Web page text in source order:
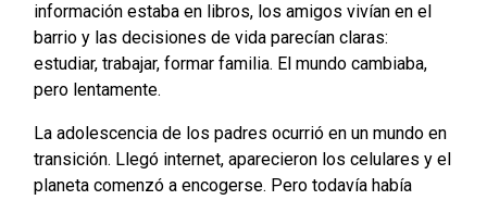
información estaba en libros, los amigos vivían en el
barrio y las decisiones de vida parecían claras:
estudiar, trabajar, formar familia. El mundo cambiaba,
pero lentamente.
La adolescencia de los padres ocurrió en un mundo en
transición. Llegó internet, aparecieron los celulares y el
planeta comenzó a encogerse. Pero todavía había